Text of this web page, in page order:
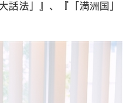
話法」』、『「満洲国」